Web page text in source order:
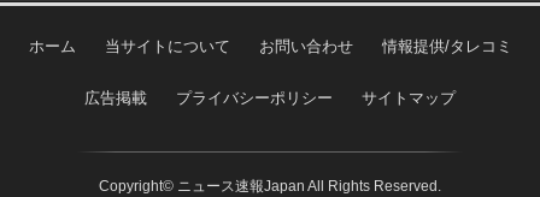
ホーム 当サイトについて お問い合わせ 情報提供/タレコミ
広告掲載 プライバシーポリシー サイトマップ
Copyright© ニュース速報Japan All Rights Reserved.